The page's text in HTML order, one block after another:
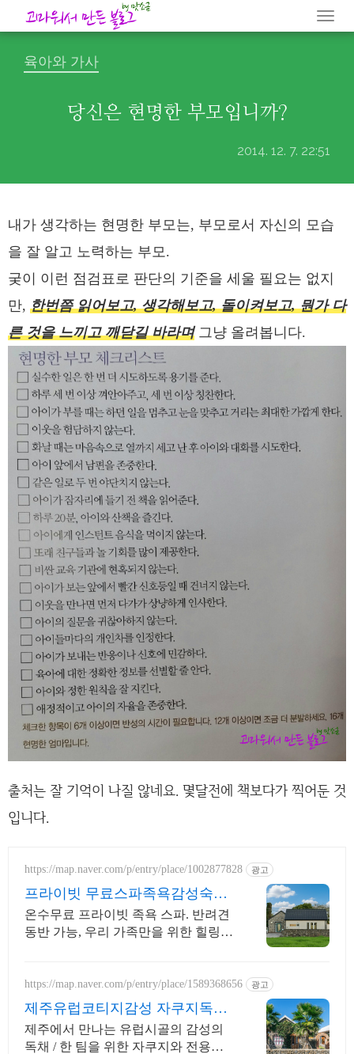
육아와 가사
당신은 현명한 부모입니까?
2014. 12. 7. 22:51
내가 생각하는 현명한 부모는, 부모로서 자신의 모습
을 잘 알고 노력하는 부모.
궂이 이런 점검표로 판단의 기준을 세울 필요는 없지
만, 한번쯤 읽어보고, 생각해보고, 돌이켜보고, 뭔가 다
른 것을 느끼고 깨닫길 바라며그냥 올려봅니다.
출처는 잘 기억이 나질 않네요. 몇달전에 책보다가 찍어둔 것
입니다.
https://map.naver.com/p/entry/place/1002877828 광고
프라이빗 무료스파족욕감성숙소
제주 돌담감성, 반려견 환영
온수무료 프라이빗 족욕 스파. 반려견
동반 가능, 우리 가족만을 위한 힐링공
바베큐
https://map.naver.com/p/entry/place/1589368656 광고
제주유럽코티지감성 자쿠지독채
프라이빗 제주여행, 유럽감성
제주에서 만나는 유럽시골의 감성의
독채 / 한 팀을 위한 자쿠지와 전용온